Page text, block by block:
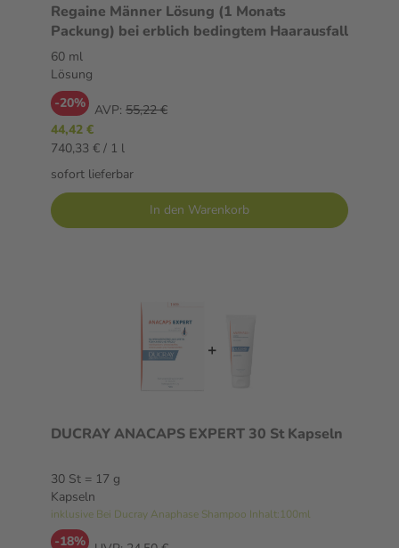
Regaine Männer Lösung (1 Monats
Packung) bei erblich bedingtem Haarausfall
60 ml
Lösung
-20% AVP: 55,22 €
44,42 €
740,33 € / 1 l
sofort lieferbar
In den Warenkorb
DUCRAY ANACAPS EXPERT 30 St Kapseln
30 St = 17 g
Kapseln
inklusive Bei Ducray Anaphase Shampoo Inhalt:100ml
-18%